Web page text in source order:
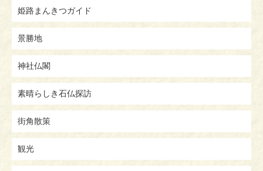
姫路まんきつガイド
景勝地
神社仏閣
素晴らしき石仏探訪
街角散策
観光